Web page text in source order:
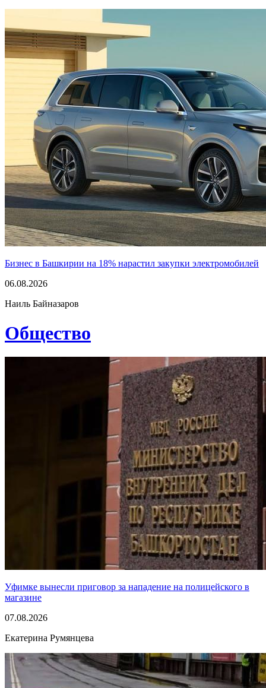
Бизнес в Башкирии на 18% нарастил закупки электромобилей
06.08.2026
Наиль Байназаров
Общество
Уфимке вынесли приговор за нападение на полицейского в
магазине
07.08.2026
Екатерина Румянцева